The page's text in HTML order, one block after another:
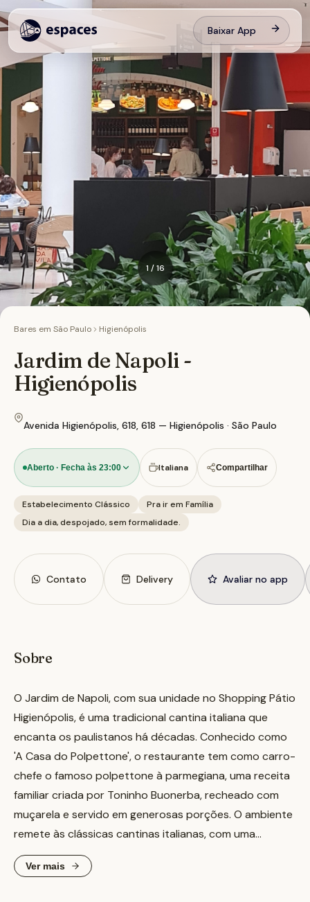
Baixar App
1 /16
Bares em São Paulo Higienópolis
Jardim de Napoli -
Higienópolis
Avenida Higienópolis, 618, 618 — Higienópolis · São Paulo
Aberto · Fecha às 23:00 Italiana Compartilhar
Estabelecimento Clássico
Pra ir em Família
Dia a dia, despojado, sem formalidade.
Contato Delivery Avaliar no app
Sobre
O Jardim de Napoli, com sua unidade no Shopping Pátio
Higienópolis, é uma tradicional cantina italiana que
encanta os paulistanos há décadas. Conhecido como
'A Casa do Polpettone', o restaurante tem como carro-
chefe o famoso polpettone à parmegiana, uma receita
familiar criada por Toninho Buonerba, recheado com
muçarela e servido em generosas porções. O ambiente
remete às clássicas cantinas italianas, com uma
atmosfera acolhedora e um atendimento cordial, à
moda antiga, que fideliza gerações de clientes. Além do
Ver mais